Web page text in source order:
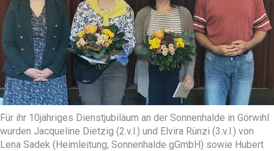
Für ihr 10jähriges Dienstjubiläum an der Sonnenhalde in Görwihl
wurden Jacqueline Dietzig (2.v.l.) und Elvira Rünzi (3.v.l.) von
Lena Sadek (Heimleitung, Sonnenhalde gGmbH) sowie Hubert